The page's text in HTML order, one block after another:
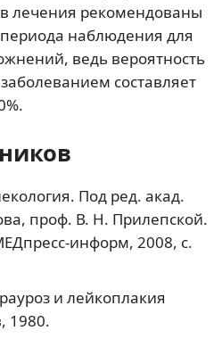
лечения рекомендованы
наблюдения для
ведь вероятность
составляет
Под ред. акад.
проф. В. Н. Прилепской.
информ, 2008, с.
и лейкоплакия
1980.